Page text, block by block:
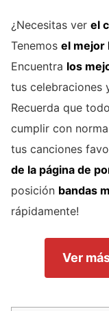
¿Necesitas ver el
Tenemos el mejor
Encuentra los
tus celebraciones
Recuerda que
cumplir con
tus canciones
de la página de
posición bandas
rápidamente!
Ver